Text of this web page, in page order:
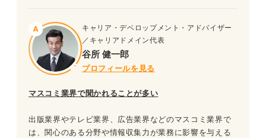
面接で「最近読んだ本」について質問されたと
きの注意点
と併せてご確認ください。
キャリア・デベロップメント・アドバイザー
／キャリアドメイン代表
谷所 健一郎
プロフィールを見る
マスコミ業界で聞かれることが多い
出版業界やテレビ業界、広告業界などのマスコミ業界で
は、関心のある分野や情報収集力が業務に影響を与える